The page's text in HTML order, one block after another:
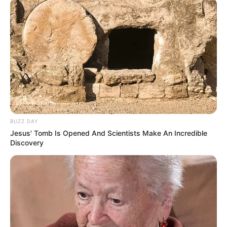
ΜΕΣΑ ΣΤΑ ΠΟΛΥΟΡΟΦΑ ΚΤΙΡΙΑ, ΕΧΟΥΜΕ ΜΙΑ ΠΟΛΥ
ΖΩΝΤΑΝΗ ΔΙΑΔΙΚΑΣΙΑ ΚΙΝΗΣΗΣ ΤΟΥ ΑΕΡΑ Η ΟΠΟΙΑ
BUZZ DAY
Jesus' Tomb Is Opened And Scientists Make An Incredible
Discovery